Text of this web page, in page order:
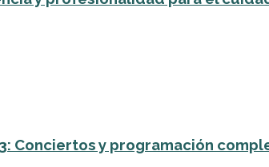
Conciertos y programación